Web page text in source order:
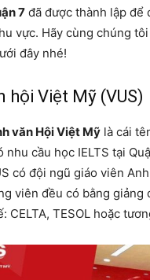
7 đã được thành lập để
vực. Hãy cùng chúng
đây nhé!
hội Việt Mỹ (VUS)
văn Hội Việt Mỹ là cái
nhu cầu học IELTS tại
có đội ngũ giáo viên
viên đều có bằng giảng
CELTA, TESOL hoặc